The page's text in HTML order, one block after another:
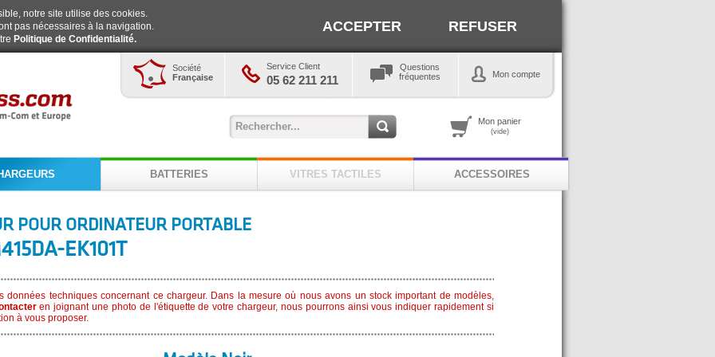
notre site utilise des cookies.
pas nécessaires à la navigation.
Politique de Confidentialité.
ACCEPTER REFUSER
Société
Française
Service Client
05 62 211 211
Questions
fréquentes
Mon compte
Mon panier
(vide)
BATTERIES VITRES TACTILES ACCESSOIRES
POUR ORDINATEUR PORTABLE
EK101T
données techniques concernant ce chargeur. Dans la mesure où nous avons un stock important de modèles,
en joignant une photo de l'étiquette de votre chargeur, nous pourrons ainsi vous indiquer rapidement si
à vous proposer.